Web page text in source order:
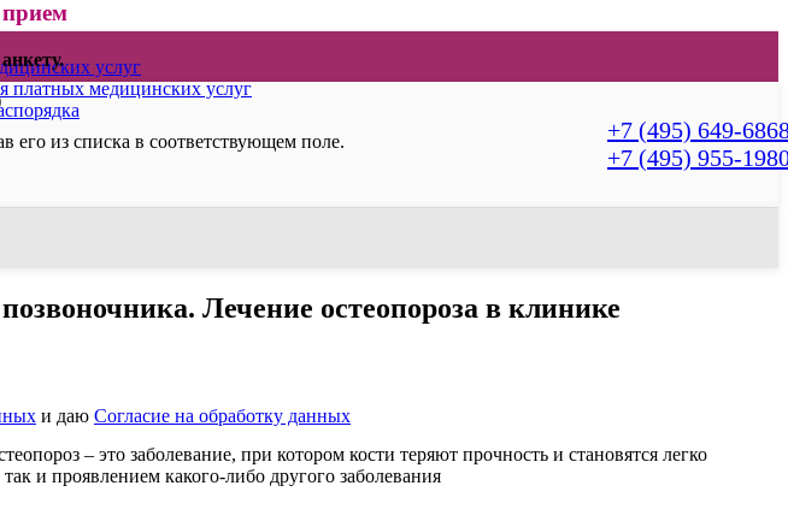
услуг
платных медицинских услуг
прием
его из списка в соответствующем поле.
и даю Согласие на обработку данных
+7 (495) 649-
+7 (495) 955-
Лечение остеопороза в клинике
– это заболевание, при котором кости теряют прочность и становятся легко
и проявлением какого-либо другого заболевания